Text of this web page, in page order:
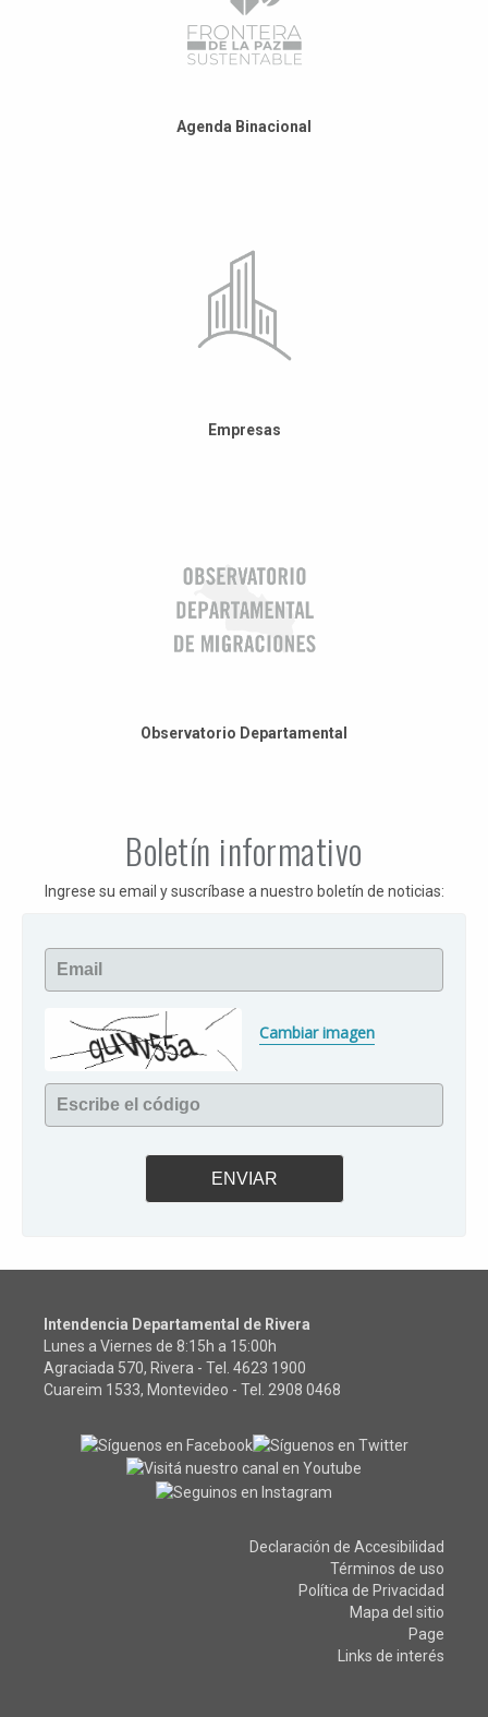
Agenda Binacional
Empresas
Observatorio Departamental
Boletín informativo
Ingrese su email y suscríbase a nuestro boletín de noticias:
Email
Cambiar imagen
Escribe el código
Intendencia Departamental de Rivera
Lunes a Viernes de 8:15h a 15:00h
Agraciada 570, Rivera - Tel. 4623 1900
Cuareim 1533, Montevideo - Tel. 2908 0468
Declaración de Accesibilidad
Términos de uso
Política de Privacidad
Mapa del sitio
Page
Links de interés